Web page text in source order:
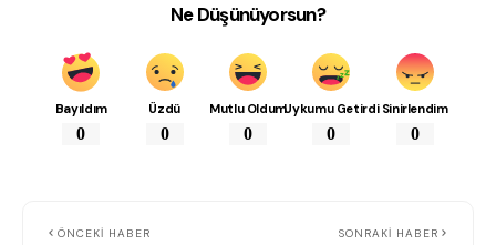
Ne Düşünüyorsun?
Bayıldım
0
Üzdü
0
Mutlu Oldum
0
Uykumu Getirdi
0
Sinirlendim
0
ÖNCEKI HABER SONRAKI HABER